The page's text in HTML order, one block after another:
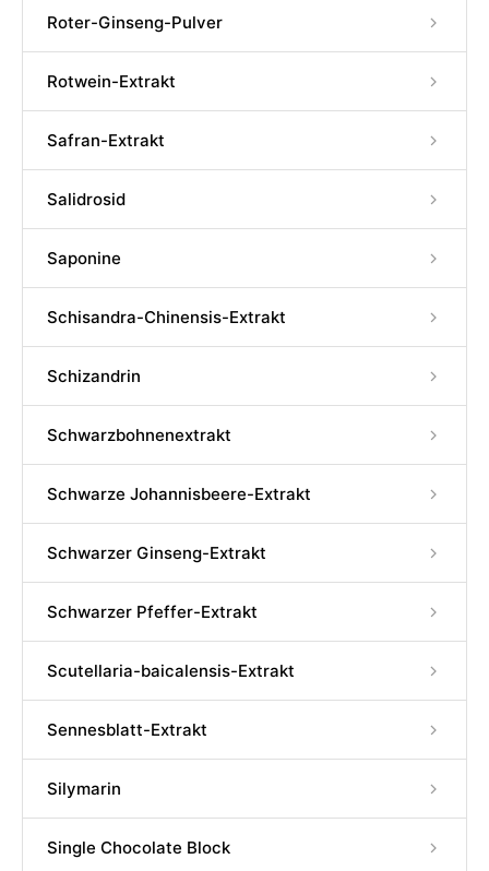
Roter-Ginseng-Pulver
Rotwein-Extrakt
Safran-Extrakt
Salidrosid
Saponine
Schisandra-Chinensis-Extrakt
Schizandrin
Schwarzbohnenextrakt
Schwarze Johannisbeere-Extrakt
Schwarzer Ginseng-Extrakt
Schwarzer Pfeffer-Extrakt
Scutellaria-baicalensis-Extrakt
Sennesblatt-Extrakt
Silymarin
Single Chocolate Block